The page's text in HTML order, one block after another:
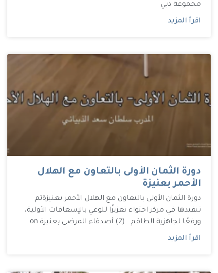
مجموعة دبي
اقرأ المزيد
دورة الثمان الأولى بالتعاون مع الهلال
الأحمر بعنيزة
دورة الثمان الأولى بالتعاون مع الهلال الأحمر بعنيزة تم
تنفيذها في مركز احتواء تعزيزًا للوعي بالإسعافات الأولية،
ورفعًا لجاهزية الطاقم (2) أصدقاء المرضى بعنيزة on
اقرأ المزيد